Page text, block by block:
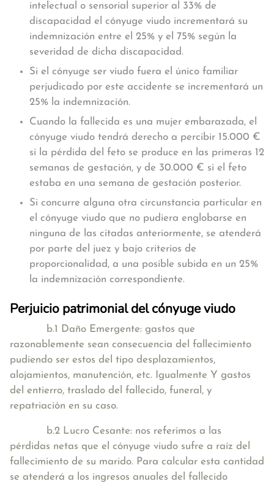
intelectual o sensorial superior al 33% de
discapacidad el cónyuge viudo incrementará su
indemnización entre el 25% y el 75% según la
severidad de dicha discapacidad.
Si el cónyuge ser viudo fuera el único familiar
perjudicado por este accidente se incrementará un
25% la indemnización.
Cuando la fallecida es una mujer embarazada, el
cónyuge viudo tendrá derecho a percibir 15.000 €
si la pérdida del feto se produce en las primeras 12
semanas de gestación, y de 30.000 € si el feto
estaba en una semana de gestación posterior.
Si concurre alguna otra circunstancia particular en
el cónyuge viudo que no pudiera englobarse en
ninguna de las citadas anteriormente, se atenderá
por parte del juez y bajo criterios de
proporcionalidad, a una posible subida en un 25%
la indemnización correspondiente.
Perjuicio patrimonial del cónyuge viudo
b.1 Daño Emergente: gastos que
razonablemente sean consecuencia del fallecimiento
pudiendo ser estos del tipo desplazamientos,
alojamientos, manutención, etc. Igualmente Y gastos
del entierro, traslado del fallecido, funeral, y
repatriación en su caso.
b.2 Lucro Cesante: nos referimos a las
pérdidas netas que el cónyuge viudo sufre a raíz del
fallecimiento de su marido. Para calcular esta cantidad
se atenderá a los ingresos anuales del fallecido